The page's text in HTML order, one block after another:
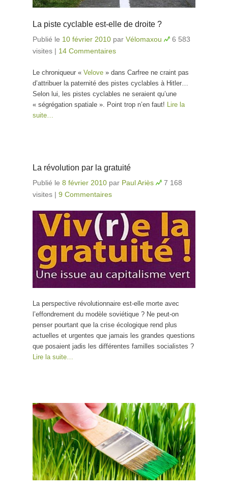
La piste cyclable est-elle de droite ?
Publié le 10 février 2010 par Vélomaxou
6 583
visites | 14 Commentaires
Le chroniqueur « Velove » dans Carfree ne craint pas
d’attribuer la paternité des pistes cyclables à Hitler…
Selon lui, les pistes cyclables ne seraient qu’une
« ségrégation spatiale ». Point trop n’en faut! Lire la
suite…
La révolution par la gratuité
Publié le 8 février 2010 par Paul Ariès
7 168
visites | 9 Commentaires
La perspective révolutionnaire est-elle morte avec
l’effondrement du modèle soviétique ? Ne peut-on
penser pourtant que la crise écologique rend plus
actuelles et urgentes que jamais les grandes questions
que posaient jadis les différentes familles socialistes ?
Lire la suite…